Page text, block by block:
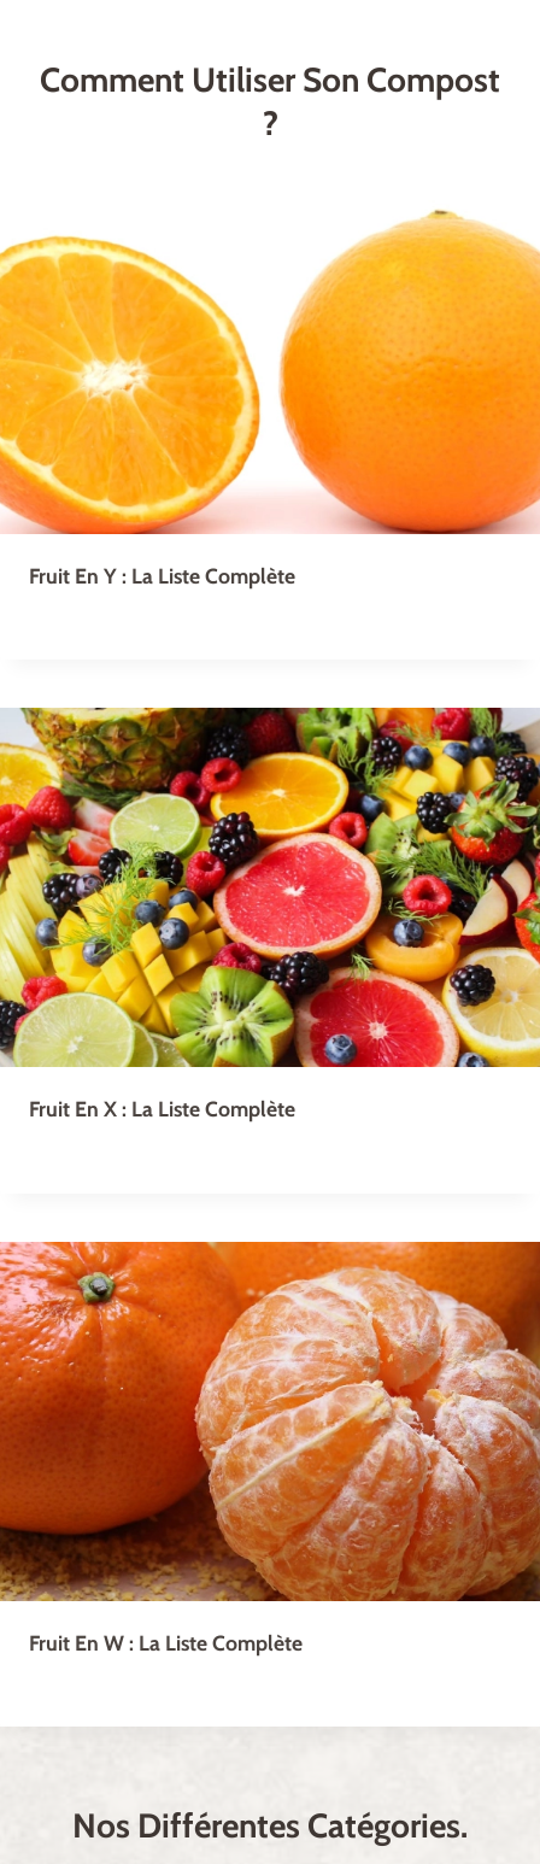
Comment Utiliser Son Compost
?
Fruit En Y : La Liste Complète
Fruit En X : La Liste Complète
Fruit En W : La Liste Complète
Nos Différentes Catégories.